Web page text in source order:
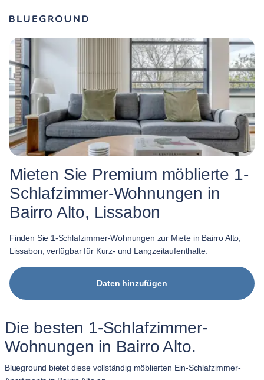
Mieten Sie Premium möblierte 1-
Schlafzimmer-Wohnungen in
Bairro Alto, Lissabon
Finden Sie 1-Schlafzimmer-Wohnungen zur Miete in Bairro Alto,
Lissabon, verfügbar für Kurz- und Langzeitaufenthalte.
Daten hinzufügen
Die besten 1-Schlafzimmer-
Wohnungen in Bairro Alto.
Blueground bietet diese vollständig möblierten Ein-Schlafzimmer-